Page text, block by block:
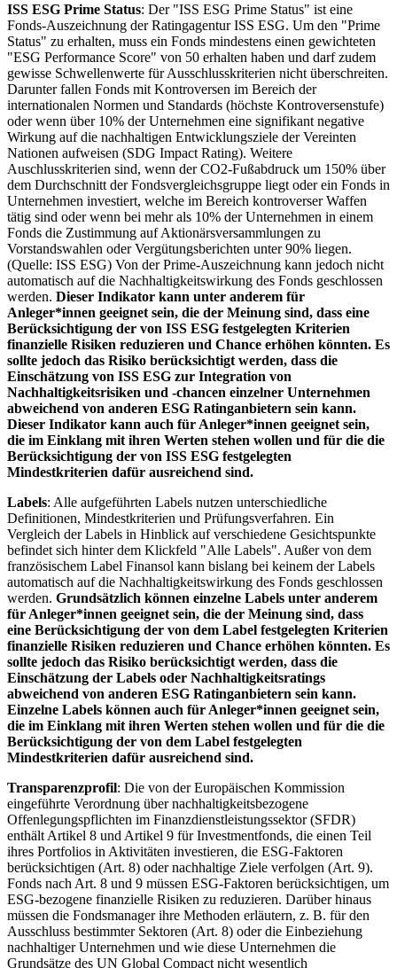
ISS ESG Prime Status: Der "ISS ESG Prime Status" ist eine
Fonds-Auszeichnung der Ratingagentur ISS ESG. Um den "Prime
Status" zu erhalten, muss ein Fonds mindestens einen gewichteten
"ESG Performance Score" von 50 erhalten haben und darf zudem
gewisse Schwellenwerte für Ausschlusskriterien nicht überschreiten.
Darunter fallen Fonds mit Kontroversen im Bereich der
internationalen Normen und Standards (höchste Kontroversenstufe)
oder wenn über 10% der Unternehmen eine signifikant negative
Wirkung auf die nachhaltigen Entwicklungsziele der Vereinten
Nationen aufweisen (SDG Impact Rating). Weitere
Auschlusskriterien sind, wenn der CO2-Fußabdruck um 150% über
dem Durchschnitt der Fondsvergleichsgruppe liegt oder ein Fonds in
Unternehmen investiert, welche im Bereich kontroverser Waffen
tätig sind oder wenn bei mehr als 10% der Unternehmen in einem
Fonds die Zustimmung auf Aktionärsversammlungen zu
Vorstandswahlen oder Vergütungsberichten unter 90% liegen.
(Quelle: ISS ESG) Von der Prime-Auszeichnung kann jedoch nicht
automatisch auf die Nachhaltigkeitswirkung des Fonds geschlossen
werden. Dieser Indikator kann unter anderem für
Anleger*innen geeignet sein, die der Meinung sind, dass eine
Berücksichtigung der von ISS ESG festgelegten Kriterien
finanzielle Risiken reduzieren und Chance erhöhen könnten. Es
sollte jedoch das Risiko berücksichtigt werden, dass die
Einschätzung von ISS ESG zur Integration von
Nachhaltigkeitsrisiken und -chancen einzelner Unternehmen
abweichend von anderen ESG Ratinganbietern sein kann.
Dieser Indikator kann auch für Anleger*innen geeignet sein,
die im Einklang mit ihren Werten stehen wollen und für die die
Berücksichtigung der von ISS ESG festgelegten
Mindestkriterien dafür ausreichend sind.
Labels: Alle aufgeführten Labels nutzen unterschiedliche
Definitionen, Mindestkriterien und Prüfungsverfahren. Ein
Vergleich der Labels in Hinblick auf verschiedene Gesichtspunkte
befindet sich hinter dem Klickfeld "Alle Labels". Außer von dem
französischem Label Finansol kann bislang bei keinem der Labels
automatisch auf die Nachhaltigkeitswirkung des Fonds geschlossen
werden. Grundsätzlich können einzelne Labels unter anderem
für Anleger*innen geeignet sein, die der Meinung sind, dass
eine Berücksichtigung der von dem Label festgelegten Kriterien
finanzielle Risiken reduzieren und Chance erhöhen könnten. Es
sollte jedoch das Risiko berücksichtigt werden, dass die
Einschätzung der Labels oder Nachhaltigkeitsratings
abweichend von anderen ESG Ratinganbietern sein kann.
Einzelne Labels können auch für Anleger*innen geeignet sein,
die im Einklang mit ihren Werten stehen wollen und für die die
Berücksichtigung der von dem Label festgelegten
Mindestkriterien dafür ausreichend sind.
Transparenzprofil: Die von der Europäischen Kommission
eingeführte Verordnung über nachhaltigkeitsbezogene
Offenlegungspflichten im Finanzdienstleistungssektor (SFDR)
enthält Artikel 8 und Artikel 9 für Investmentfonds, die einen Teil
ihres Portfolios in Aktivitäten investieren, die ESG-Faktoren
berücksichtigen (Art. 8) oder nachhaltige Ziele verfolgen (Art. 9).
Fonds nach Art. 8 und 9 müssen ESG-Faktoren berücksichtigen, um
ESG-bezogene finanzielle Risiken zu reduzieren. Darüber hinaus
müssen die Fondsmanager ihre Methoden erläutern, z. B. für den
Ausschluss bestimmter Sektoren (Art. 8) oder die Einbeziehung
nachhaltiger Unternehmen und wie diese Unternehmen die
Grundsätze des UN Global Compact nicht wesentlich